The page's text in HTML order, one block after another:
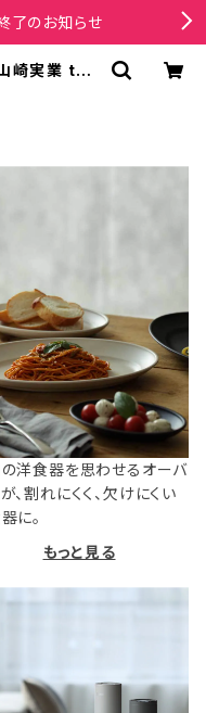
了のお知らせ
崎実業 tow
洋食器を思わせるオーバ
、割れにくく、欠けにくい
に。
もっと見る